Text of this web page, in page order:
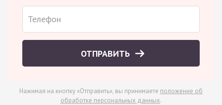
ОТПРАВИТЬ
Нажимая на кнопку «Отправить», вы принимаете положение об
обработке персональных данных.